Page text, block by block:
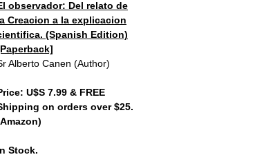
observador: Del relato de
Creacion a la explicacion
(Spanish Edition)
Alberto Canen (Author)
U$S 7.99 & FREE
on orders over $25.
Stock.